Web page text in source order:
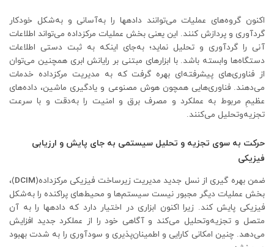
اکنون گروه‌های عملیات می‌توانند داده‏ها را به‌آسانی و به‌شکل خودکار
گردآوری و پردازش کنند. این یعنی بخش عملیات مرکزداده می‌تواند اطلاعات
آنی را گردآوری و تحلیل نماید؛ به‌جای اینکه به ثبت دستی اطلاعات
دستگاه‌ها وابسته باشد. با ابزارهای مبتنی بر رایانش ابری همچنین می‌توان
از فناوری‌های پیشرفته‌ای بهره گرفت که به مدیریت مرکزداده خدمات
می‌دهند. فناوری‌هایی همچون هوش مصنوعی و یادگیری ماشین، داده‌های
عظیمِ مربوط به عملکرد و مصرف برق و امنیت را به‌دقت و با سرعت
تجزیه‌وتحلیل می‌کنند.
حرکت به سوی تجزیه و تحلیل سیستمی به جای پایش و ارزیابی
فیزیکی
ضمن بهره گیری از نسل جدید مدیریت زیرساخت فیزیکی مرکزداده(DCIM)،
بخش عملیات دیگر مجبور نیست سیستم‌ها و محیط‌های پراکنده را به‌شکل
فیزیکی پایش کند. زیرا اکنون ابزاری در اختیار دارد که داده‏ها را به آن
متصل و تجزیه‌وتحلیل می‌کند و آگاهی خود را از عملکرد جدید افزایش
می‌دهد. چنین امکانی کارایی و اطمینان‌پذیری و سودآوری را به شدت بهبود